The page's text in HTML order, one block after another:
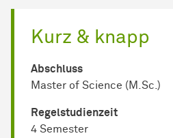
Kurz & knapp
Abschluss
Master of Science (M.Sc.)
Regel­studienzeit
4 Semester